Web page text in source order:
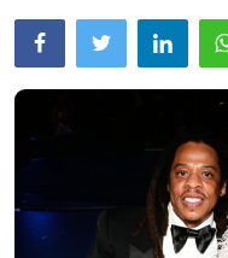
KOSOVA
LAJME NGA BOTA
SHOWBIZ
SPORT
SHENDETI